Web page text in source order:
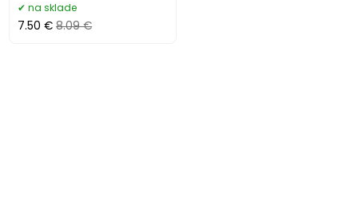
na sklade
7.50 € 8.09 €